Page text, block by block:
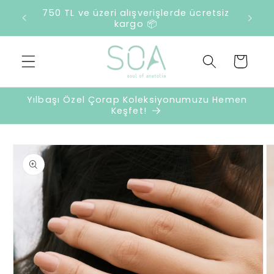
İçeriğe
atla
2500 TL ve üzeri harcamalarda sürpriz
hediye 🎁
Sepet
Yılbaşı Özel Çorap Koleksiyonumuzu Hemen
Keşfet!
Ürün
bilgisine
atla